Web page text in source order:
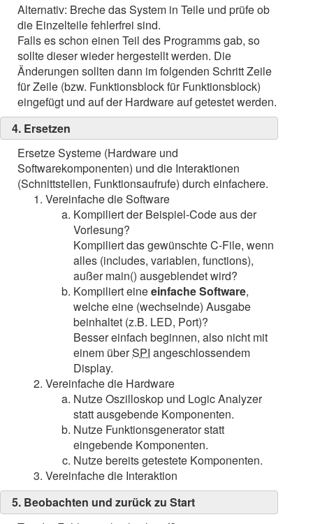
Alternativ: Breche das System in Teile und prüfe ob
die Einzelteile fehlerfrei sind.
Falls es schon einen Teil des Programms gab, so
sollte dieser wieder hergestellt werden. Die
Änderungen sollten dann im folgenden Schritt Zeile
für Zeile (bzw. Funktionsblock für Funktionsblock)
eingefügt und auf der Hardware auf getestet werden.
4. Ersetzen
Ersetze Systeme (Hardware und
Softwarekomponenten) und die Interaktionen
(Schnittstellen, Funktionsaufrufe) durch einfachere.
Vereinfache die Software
Kompiliert der Beispiel-Code aus der
Vorlesung?
Kompiliert das gewünschte C-File, wenn
alles (includes, variablen, functions),
außer main() ausgeblendet wird?
Kompiliert eineeinfache Software,
welche eine (wechselnde) Ausgabe
beinhaltet (z.B. LED, Port)?
Besser einfach beginnen, also nicht mit
einem überSPI angeschlossendem
Display.
Vereinfache die Hardware
Nutze Oszilloskop und Logic Analyzer
statt ausgebende Komponenten.
Nutze Funktionsgenerator statt
eingebende Komponenten.
Nutze bereits getestete Komponenten.
Vereinfache die Interaktion
5. Beobachten und zurück zu Start